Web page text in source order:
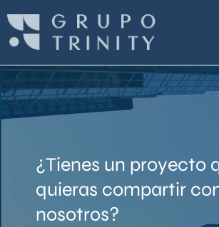
contenido
¿Tienes un proyecto
quieras compartir
nosotros?